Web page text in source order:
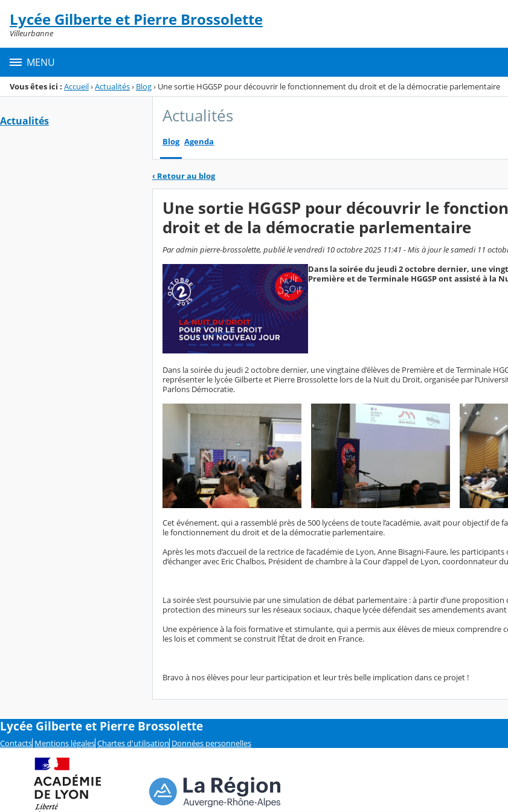
Menu de la rubrique
Contenu
Lycée Gilberte et Pierre Brossolette
Villeurbanne
MENU
Vous êtes ici : Accueil›Actualités› Blog› Une sortie HGGSP pour découvrir le fonctionnement du droit et de la démocratie parlementaire
Actualités Actualités
Blog Agenda
‹ Retour au blog
Une sortie HGGSP pour découvrir le
droit et de la démocratie parlementaire
Par admin pierre-brossolette, publié le vendredi 10 octobre 2025 11:41 - Mis à jour le samedi 11
Dans la soirée du jeudi 2 octobre dernier, une
Première et de Terminale HGGSP ont assisté à la
Dans la soirée du jeudi 2 octobre dernier, une vingtaine d’élèves de Première et de Terminale
représenter le lycée Gilberte et Pierre Brossolette lors de la Nuit du Droit, organisée par
Parlons Démocratie.
Cet événement, qui a rassemblé près de 500 lycéens de toute l’académie, avait pour objectif de
le fonctionnement du droit et de la démocratie parlementaire.
Après les mots d’accueil de la rectrice de l’académie de Lyon, Anne Bisagni-Faure, les participants
d’échanger avec Eric Chalbos, Président de chambre à la Cour d’appel de Lyon, coordonnateur
La soirée s’est poursuivie par une simulation de débat parlementaire : à partir d’une proposition
protection des mineurs sur les réseaux sociaux, chaque lycée défendait ses amendements
Une expérience à la fois formative et stimulante, qui a permis aux élèves de mieux comprendre
les lois et comment se construit l’État de droit en France.
Bravo à nos élèves pour leur participation et leur très belle implication dans ce projet !
Lycée Gilberte et Pierre Brossolette
Contacts Mentions légales Chartes d'utilisation Données personnelles